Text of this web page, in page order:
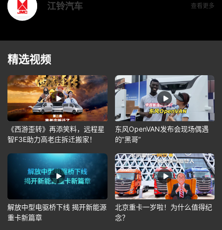
江铃汽车 查看更多
精选视频
《西游歪转》再添笑料，远程星
智F3E助力高老庄拆迁搬家！
东风OpenVAN发布会现场偶遇
的”黑哥”
解放中型电驱桥下线 揭开新能源
重卡新篇章
北京重卡一岁啦！为什么值得纪
念？